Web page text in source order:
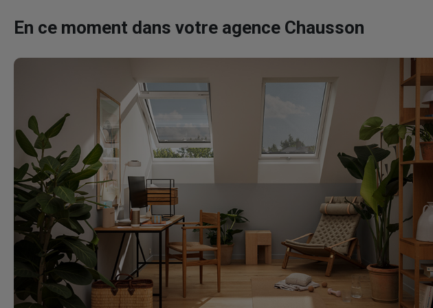
En ce moment dans votre agence Chausson